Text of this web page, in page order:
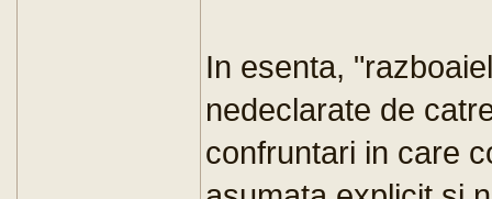
In esenta,
nedeclarate de
confruntari in care